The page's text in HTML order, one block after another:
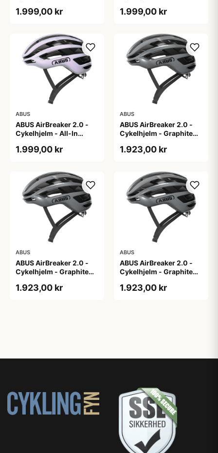
1.999,00 kr 1.999,00 kr
ABUS
ABUS AirBreaker 2.0 -
Cykelhjelm - All-In
1.999,00 kr
ABUS
ABUS AirBreaker 2.0 -
Cykelhjelm - Graphite
1.923,00 kr
ABUS
ABUS AirBreaker 2.0 -
Cykelhjelm - Graphite
1.923,00 kr
ABUS
ABUS AirBreaker 2.0 -
Cykelhjelm - Graphite
1.923,00 kr